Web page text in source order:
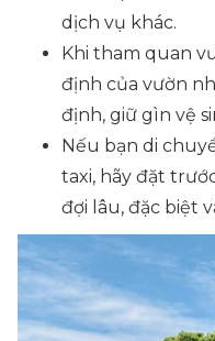
dịch vụ khác.
Khi tham quan
định của vườn
định, giữ gìn vệ
Nếu bạn di
taxi, hãy đặt
đợi lâu, đặc biệt